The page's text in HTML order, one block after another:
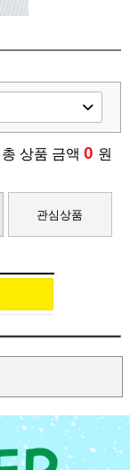
총 상품 금액 0 원
관심상품